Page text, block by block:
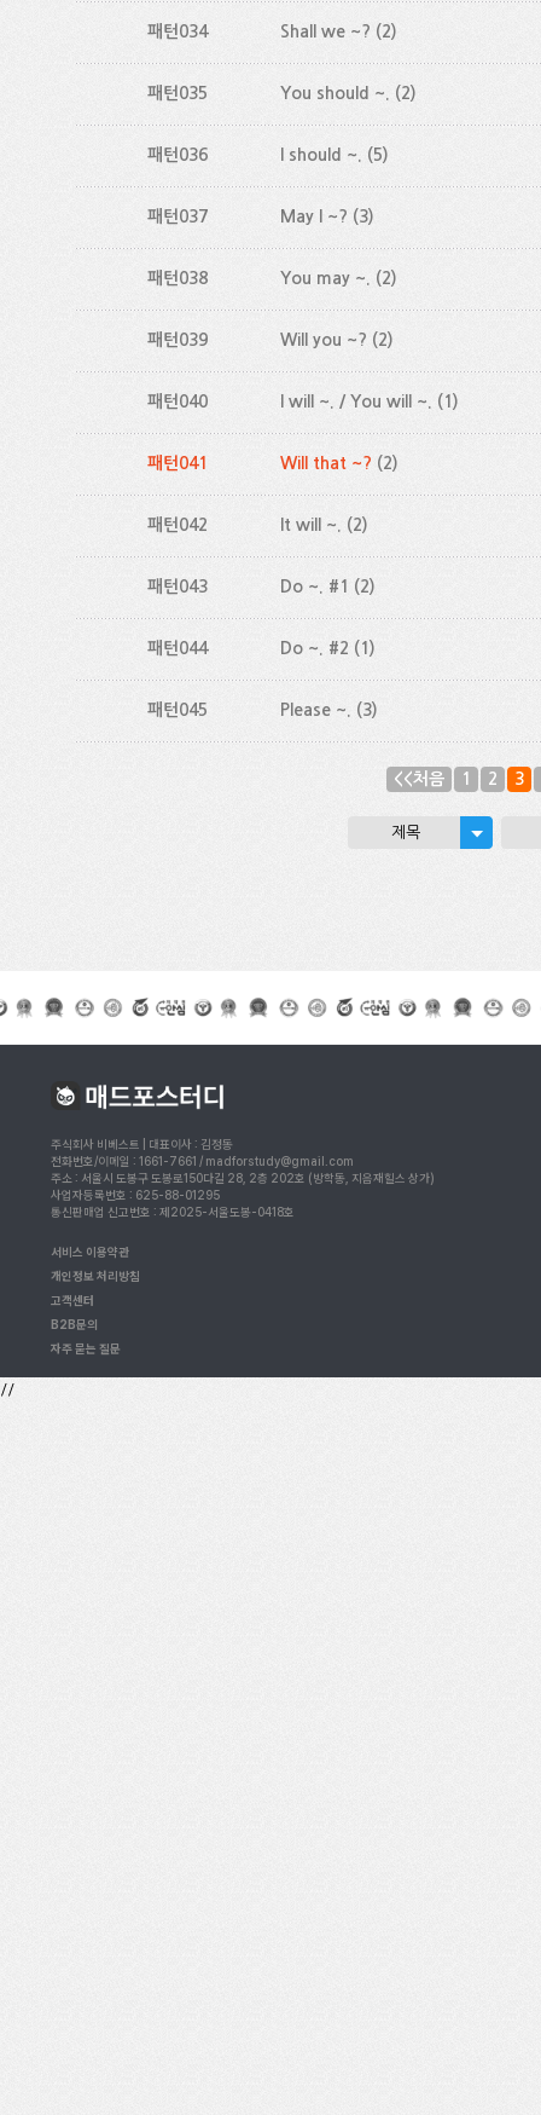
패턴034 Shall we ~? (2)
패턴035 You should ~. (2)
패턴036 I should ~. (5)
패턴037 May I ~? (3)
패턴038 You may ~. (2)
패턴039 Will you ~? (2)
패턴040 I will ~. / You will ~. (1)
패턴041 Will that ~? (2)
패턴042 It will ~. (2)
패턴043 Do ~. #1 (2)
패턴044 Do ~. #2 (1)
패턴045 Please ~. (3)
<<처음 1 2 3
제목
주식회사 비베스트 | 대표이사 : 김정동
전화번호/이메일 : 1661-7661 / madforstudy@gmail.com
주소 : 서울시 도봉구 도봉로150다길 28, 2층 202호 (방학동, 지음재힐스 상가)
사업자등록번호 : 625-88-01295
통신판매업 신고번호 : 제2025-서울도봉-0418호
서비스 이용약관
개인정보 처리방침
고객센터
B2B문의
자주 묻는 질문
//